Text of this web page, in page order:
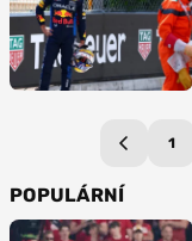
1
POPULÁRNÍ